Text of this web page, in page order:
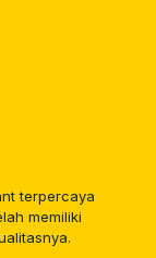
terpercaya
memiliki